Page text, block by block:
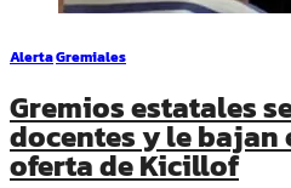
AlertaGremiales
Gremios estatales
docentes y le bajan
oferta de Kicillof